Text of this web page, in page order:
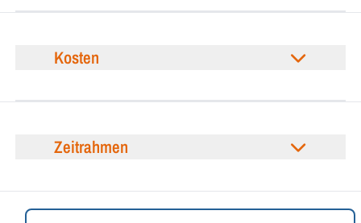
Kosten
Zeitrahmen